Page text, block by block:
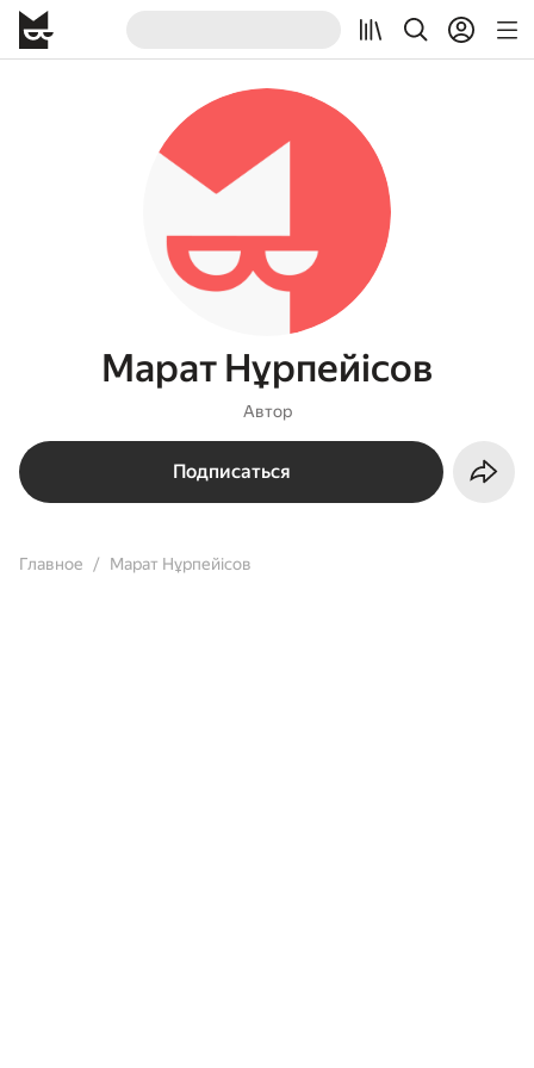
Марат Нұрпейісов
Автор
Подписаться
Главное Марат Нұрпейісов